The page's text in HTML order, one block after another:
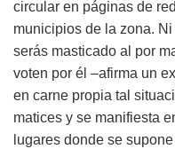
circular en páginas de
municipios de la zona.
serás masticado al por
voten por él –afirma un
en carne propia tal
matices y se manifiesta
lugares donde se